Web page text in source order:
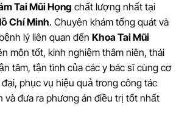
Tai Mũi Họng chất lượng nhất tại
Chí Minh. Chuyên khám tổng quát và
lý liên quan đến Khoa Tai Mũi
môn tốt, kinh nghiệm thâm niên, thái
tâm, tận tình của các y bác sĩ cùng cơ
phục vụ hiệu quả trong công tác
và đưa ra phương án điều trị tốt nhất